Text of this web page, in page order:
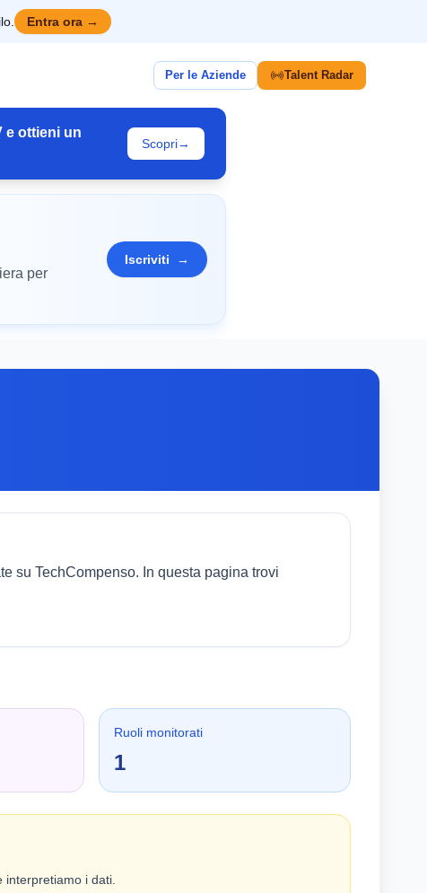
Entra ora →
Per le Aziende Talent Radar
e ottieni un
Scopri→
per
Iscriviti →
su TechCompenso. In questa pagina trovi
Ruoli monitorati
1
i dati.